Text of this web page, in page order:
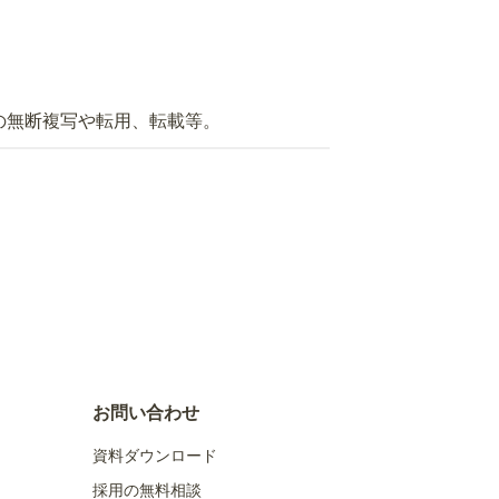
断複写や転用、転載等。
お問い合わせ
資料ダウンロード
採用の無料相談